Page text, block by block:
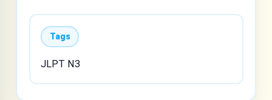
Tags
JLPT N3